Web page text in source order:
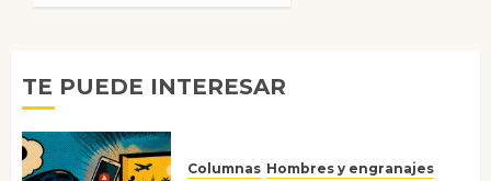
TE PUEDE INTERESAR
Columnas Hombres y engranajes